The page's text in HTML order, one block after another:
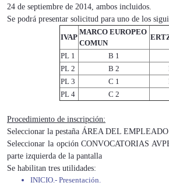
24 de septiembre de 2014, ambos incluidos.
Se podrá presentar solicitud para uno de los
IVAP
MARCO EUROPEO
COMUN
PL 1
B 1
PL 2
B 2
PL 3
C 1
PL 4
C 2
Procedimiento de inscripción:
Seleccionar la pestaña ÁREA DEL EMPLEADO
Seleccionar la opción CONVOCATORIAS
parte izquierda de la pantalla
Se habilitan tres utilidades:
INICIO.- Presentación.